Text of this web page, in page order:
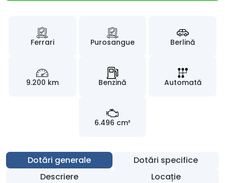
Ferrari Purosangue Berlină
9.200 km Benzină Automată
6.496 cm³
Dotări generale
Dotări specifice
Descriere
Locație